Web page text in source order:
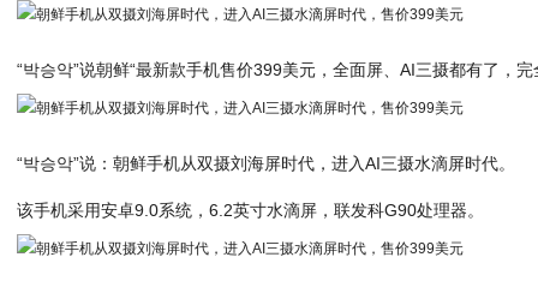
“박승악”说朝鲜“最新款手机售价399美元，全面屏、AI三摄都有了，
“박승악”说：朝鲜手机从双摄刘海屏时代，进入AI三摄水滴屏时代。
该手机采用安卓9.0系统，6.2英寸水滴屏，联发科G90处理器。